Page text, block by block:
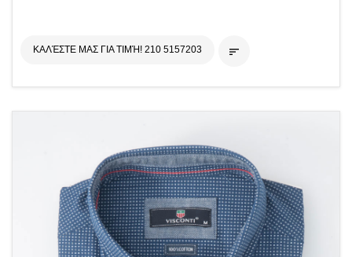
ΚΑΛΈΣΤΕ ΜΑΣ ΓΙΑ ΤΙΜΉ! 210 5157203 